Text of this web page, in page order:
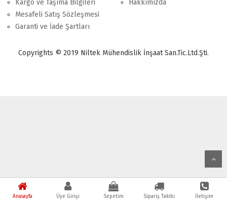
Anasayfa Üye Girişi Sepetim Sipariş Takibi İletişim
Kargo ve Taşıma Bilgileri
Mesafeli Satış Sözleşmesi
Garanti ve İade Şartları
Hakkımızda
Copyrights © 2019 Niltek Mühendislik İnşaat San.Tic.Ltd.Şti.